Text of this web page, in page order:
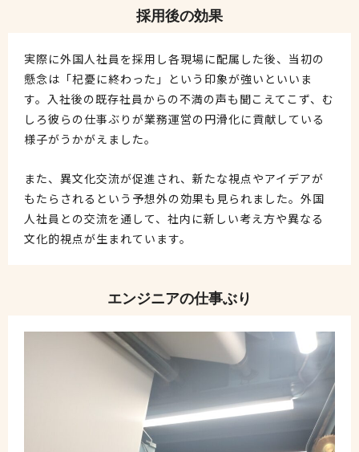
採用後の効果
実際に外国人社員を採用し各現場に配属した後、当初の
懸念は「杞憂に終わった」という印象が強いといいま
す。入社後の既存社員からの不満の声も聞こえてこず、む
しろ彼らの仕事ぶりが業務運営の円滑化に貢献している
様子がうかがえました。
また、異文化交流が促進され、新たな視点やアイデアが
もたらされるという予想外の効果も見られました。外国
人社員との交流を通して、社内に新しい考え方や異なる
文化的視点が生まれています。
エンジニアの仕事ぶり